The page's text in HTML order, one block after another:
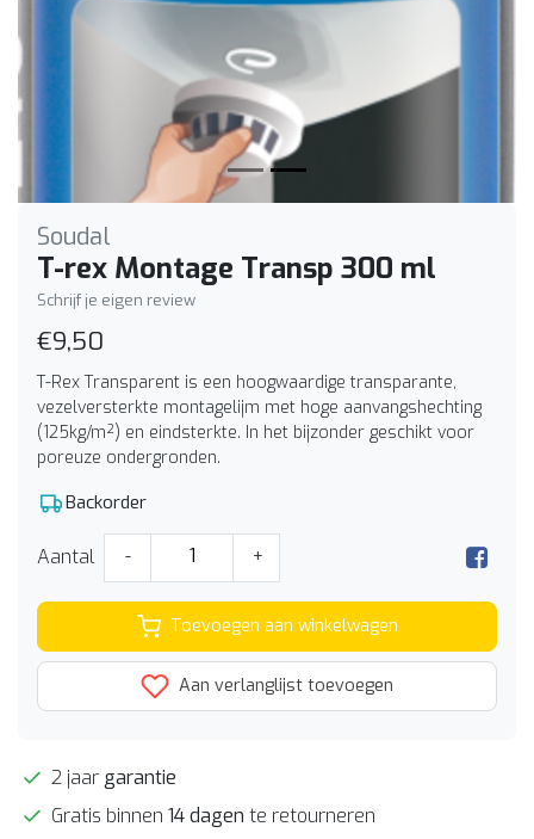
Soudal
T-rex Montage Transp 300 ml
Schrijf je eigen review
€9,50
T-Rex Transparent is een hoogwaardige transparante,
vezelversterkte montagelijm met hoge aanvangshechting
(125kg/m²) en eindsterkte. In het bijzonder geschikt voor
poreuze ondergronden.
Backorder
Aantal - +
Toevoegen aan winkelwagen
Aan verlanglijst toevoegen
2 jaar garantie
Gratis binnen 14 dagen te retourneren